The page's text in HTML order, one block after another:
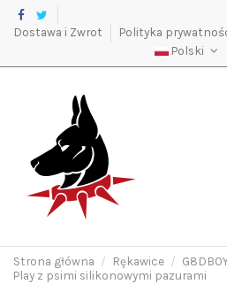
Dostawa i Zwrot Polityka
Polski
Strona główna Rękawice
Play z psimi silikonowymi pazurami